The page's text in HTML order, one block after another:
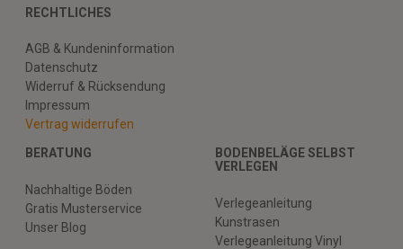
RECHTLICHES
AGB & Kundeninformation
Datenschutz
Widerruf & Rücksendung
Impressum
Vertrag widerrufen
BERATUNG
Nachhaltige Böden
Gratis Musterservice
Unser Blog
BODENBELÄGE SELBST
VERLEGEN
Verlegeanleitung
Kunstrasen
Verlegeanleitung Vinyl